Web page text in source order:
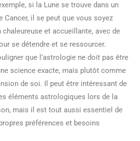
si la Lune se trouve dans un
Cancer, il se peut que vous soyez
et accueillante, avec de
se détendre et se ressourcer.
que l’astrologie ne doit pas être
science exacte, mais plutôt comme
de soi. Il peut être intéressant de
éléments astrologiques lors de la
mais il est tout aussi essentiel de
préférences et besoins